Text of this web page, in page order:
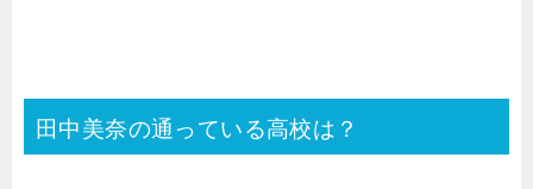
田中美奈の通っている高校は？